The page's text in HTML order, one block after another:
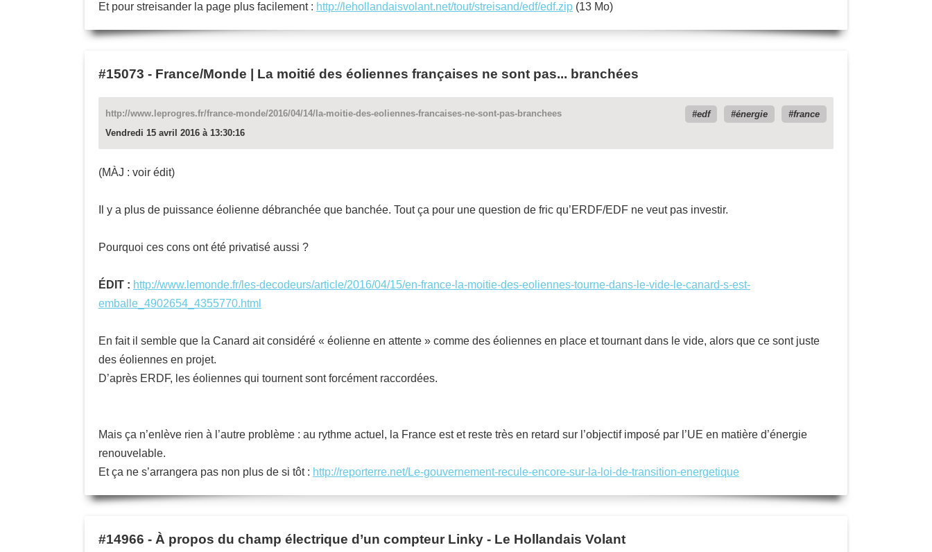
Et pour streisander la page plus facilement : http://lehollandaisvolant.net/tout/streisand/edf/edf.zip (13 Mo)
#15073 - France/Monde | La moitié des éoliennes françaises ne sont pas... branchées
http://www.leprogres.fr/france-monde/2016/04/14/la-moitie-des-eoliennes-francaises-ne-sont-pas-branchees edf énergie
france
Vendredi 15 avril 2016 à 13:30:16
(MÀJ : voir édit)
Il y a plus de puissance éolienne débranchée que banchée. Tout ça pour une question de fric qu’ERDF/EDF ne veut pas investir.
Pourquoi ces cons ont été privatisé aussi ?
ÉDIT : http://www.lemonde.fr/les-decodeurs/article/2016/04/15/en-france-la-moitie-des-eoliennes-tourne-dans-le-vide-le-canard-s-est-
emballe_4902654_4355770.html
En fait il semble que la Canard ait considéré « éolienne en attente » comme des éoliennes en place et tournant dans le vide, alors que ce sont juste
des éoliennes en projet.
D’après ERDF, les éoliennes qui tournent sont forcément raccordées.
Mais ça n’enlève rien à l’autre problème : au rythme actuel, la France est et reste très en retard sur l’objectif imposé par l’UE en matière d’énergie
renouvelable.
Et ça ne s’arrangera pas non plus de si tôt : http://reporterre.net/Le-gouvernement-recule-encore-sur-la-loi-de-transition-energetique
#14966 - À propos du champ électrique d’un compteur Linky - Le Hollandais Volant